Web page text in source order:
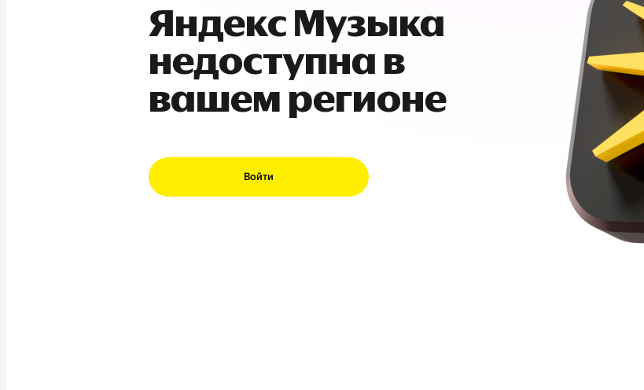
Яндекс Музыка
недоступна в
вашем регионе
Войти